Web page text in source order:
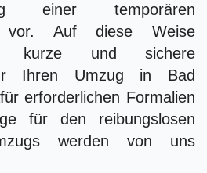
einer temporären
vor. Auf diese Weise
kurze und sichere
Ihren Umzug in Bad
erforderlichen Formalien
für den reibungslosen
werden von uns